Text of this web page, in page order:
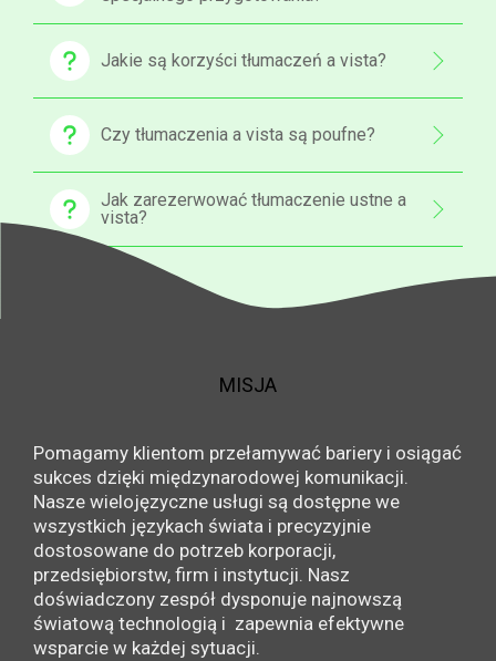
Jakie są korzyści tłumaczeń a vista?
Czy tłumaczenia a vista są poufne?
Jak zarezerwować tłumaczenie ustne a
vista?
MISJA
Pomagamy klientom przełamywać bariery i osiągać
sukces dzięki międzynarodowej komunikacji.
Nasze wielojęzyczne usługi są dostępne we
wszystkich językach świata i precyzyjnie
dostosowane do potrzeb korporacji,
przedsiębiorstw, firm i instytucji. Nasz
doświadczony zespół dysponuje najnowszą
światową technologią i zapewnia efektywne
wsparcie w każdej sytuacji.